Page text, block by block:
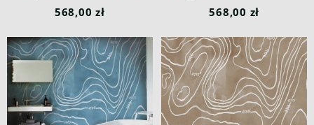
568,00 zł 568,00 zł